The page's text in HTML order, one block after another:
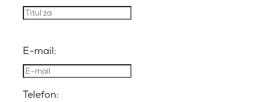
E-mail:
Telefon: